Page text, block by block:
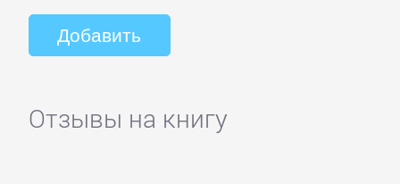
Отзывы на книгу